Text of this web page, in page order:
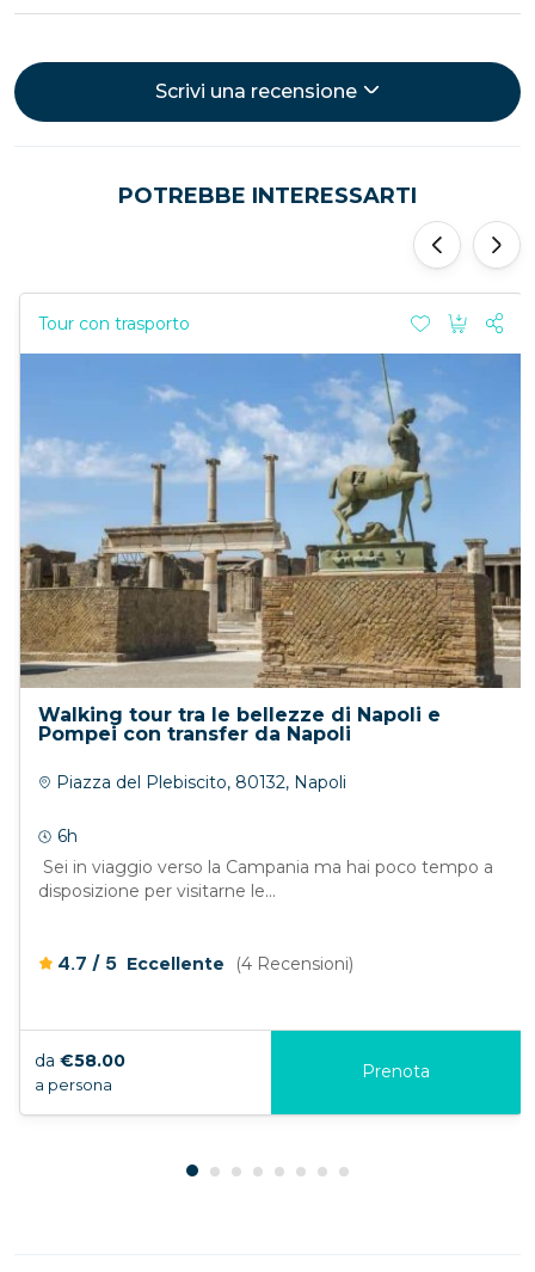
Scrivi una recensione
POTREBBE INTERESSARTI
Tour con trasporto
Walking tour tra le bellezze di Napoli e
Pompei con transfer da Napoli
Piazza del Plebiscito, 80132, Napoli
6h
Sei in viaggio verso la Campania ma hai poco tempo a
disposizione per visitarne le...
4.7 / 5 Eccellente (4 Recensioni)
da €58.00
a persona
Prenota
‹ ›